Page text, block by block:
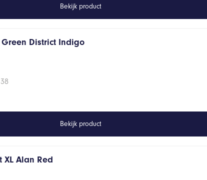
Bekijk product
District Indigo
Bekijk product
XL Alan Red